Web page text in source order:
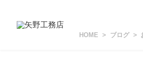
HOME ブログ